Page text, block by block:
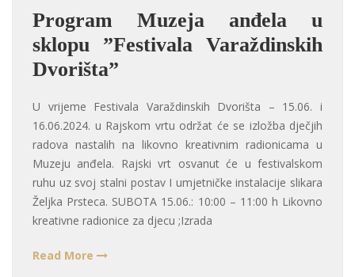
Program Muzeja anđela u
sklopu ”Festivala Varaždinskih
Dvorišta”
U vrijeme Festivala Varaždinskih Dvorišta – 15.06. i
16.06.2024. u Rajskom vrtu održat će se izložba dječjih
radova nastalih na likovno kreativnim radionicama u
Muzeju anđela. Rajski vrt osvanut će u festivalskom
ruhu uz svoj stalni postav I umjetničke instalacije slikara
Željka Prsteca. SUBOTA 15.06.: 10:00 – 11:00 h Likovno
kreativne radionice za djecu ;Izrada
Read More